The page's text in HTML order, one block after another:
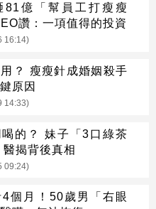
81億「幫員工打瘦瘦
讚：一項值得的投資
16:14)
？ 瘦瘦針成婚姻殺手
原因
14:33)
的？ 妹子「3口綠茶
揭背後真相
09:24)
個月！50歲男「右眼